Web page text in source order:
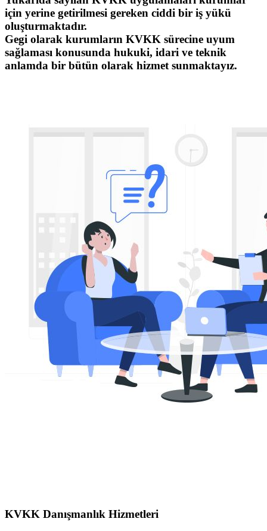
için yerine getirilmesi gereken ciddi bir iş yükü
oluşturmaktadır.
Gegi olarak kurumların KVKK sürecine uyum
sağlaması konusunda hukuki, idari ve teknik
anlamda bir bütün olarak hizmet sunmaktayız.
KVKK Danışmanlık Hizmetleri